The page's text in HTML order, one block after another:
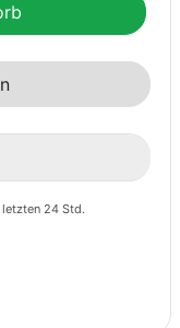
letzten 24 Std.